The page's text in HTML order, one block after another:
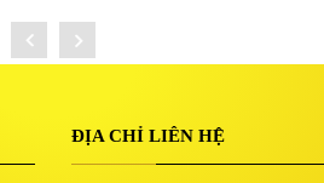
ĐỊA CHỈ LIÊN HỆ